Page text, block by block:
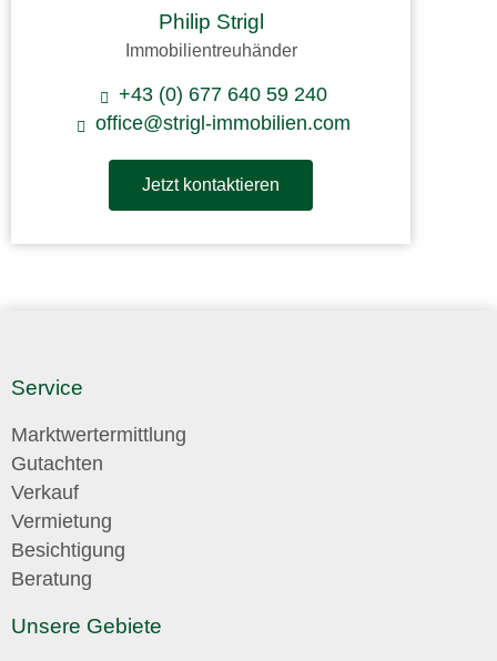
Philip Strigl
Immobilientreuhänder
+43 (0) 677 640 59 240
office@strigl-immobilien.com
Jetzt kontaktieren
Service
Marktwertermittlung
Gutachten
Verkauf
Vermietung
Besichtigung
Beratung
Unsere Gebiete